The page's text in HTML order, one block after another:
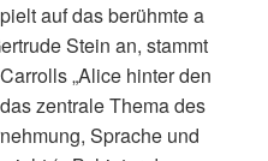
auf das berühmte a
Stein an, stammt
„Alice hinter den
zentrale Thema des
Sprache und